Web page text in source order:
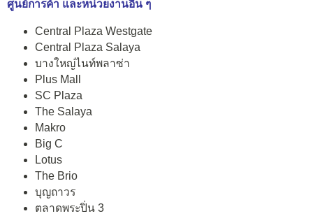
ศูนย์การค้า และหน่วยงานอื่น ๆ
Central Plaza Westgate
Central Plaza Salaya
บางใหญ่ไนท์พลาซ่า
Plus Mall
SC Plaza
The Salaya
Makro
Big C
Lotus
The Brio
บุญถาวร
ตลาดพระปิ่น 3